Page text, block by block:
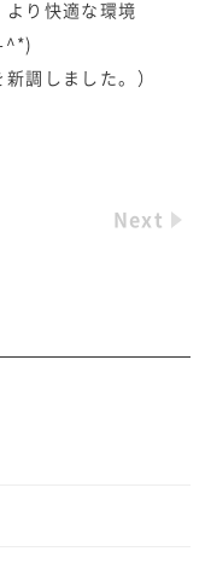
より快適な環境
^*)
調しました。）
Next